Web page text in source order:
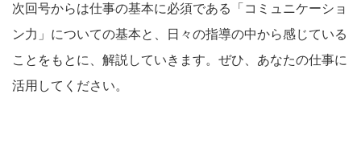
次回号からは仕事の基本に必須である「コミュニケーショ
ン力」についての基本と、日々の指導の中から感じている
ことをもとに、解説していきます。ぜひ、あなたの仕事に
活用してください。